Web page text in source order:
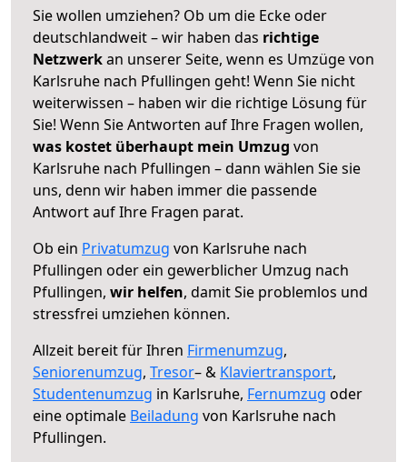
Sie wollen umziehen? Ob um die Ecke oder
deutschlandweit – wir haben das richtige
Netzwerkan unserer Seite, wenn es Umzüge von
Karlsruhe nach Pfullingen geht! Wenn Sie nicht
weiterwissen – haben wir die richtige Lösung für
Sie! Wenn Sie Antworten auf Ihre Fragen wollen,
was kostet überhaupt mein Umzug von
Karlsruhe nach Pfullingen – dann wählen Sie sie
uns, denn wir haben immer die passende
Antwort auf Ihre Fragen parat.
Ob ein Privatumzug von Karlsruhe nach
Pfullingen oder ein gewerblicher Umzug nach
Pfullingen, wir helfen, damit Sie problemlos und
stressfrei umziehen können.
Allzeit bereit für Ihren Firmenumzug,
Seniorenumzug, Tresor– & Klaviertransport,
Studentenumzug in Karlsruhe, Fernumzug oder
eine optimale Beiladung von Karlsruhe nach
Pfullingen.